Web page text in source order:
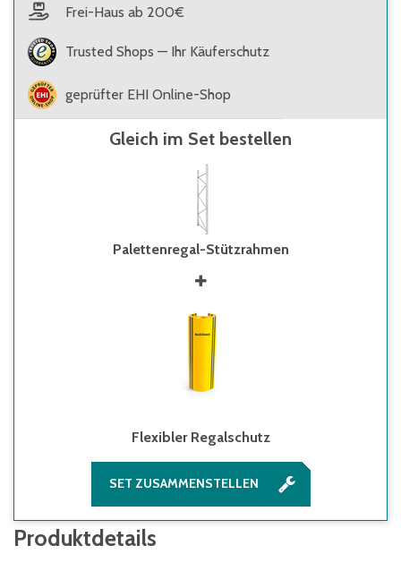
Frei-Haus ab 200€
Trusted Shops — Ihr Käuferschutz
geprüfter EHI Online-Shop
Gleich im Set bestellen
Palettenregal-Stützrahmen
Flexibler Regalschutz
SET ZUSAMMENSTELLEN
Produktdetails